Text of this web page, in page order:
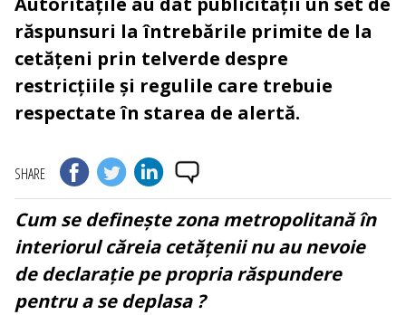
răspunsuri la întrebările primite de la
cetățeni prin telverde despre
restricțiile și regulile care trebuie
respectate în starea de alertă.
SHARE
Cum se definește zona metropolitană în
interiorul căreia cetățenii nu au nevoie
de declarație pe propria răspundere
pentru a se deplasa ?